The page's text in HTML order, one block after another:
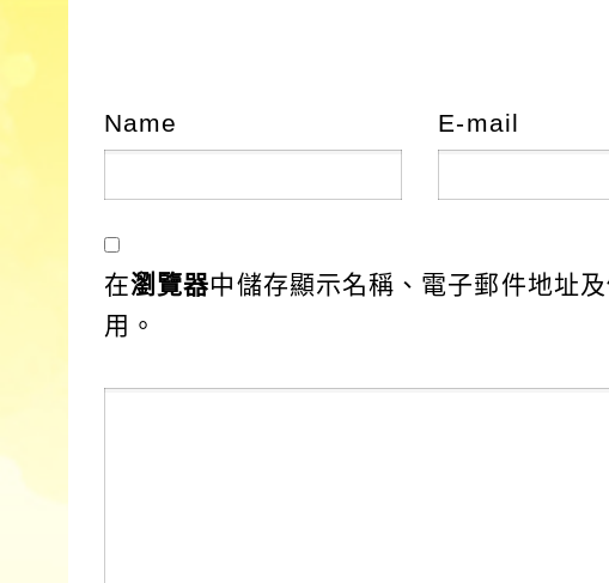
Name E-mail
在瀏覽器中儲存顯示名稱、電子郵件地址
用。